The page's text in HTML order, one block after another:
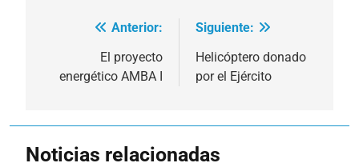
Navegación
entradas
Anterior:
El proyecto
energético AMBA I
Siguiente:
Helicóptero donado
por el Ejército
Noticias relacionadas